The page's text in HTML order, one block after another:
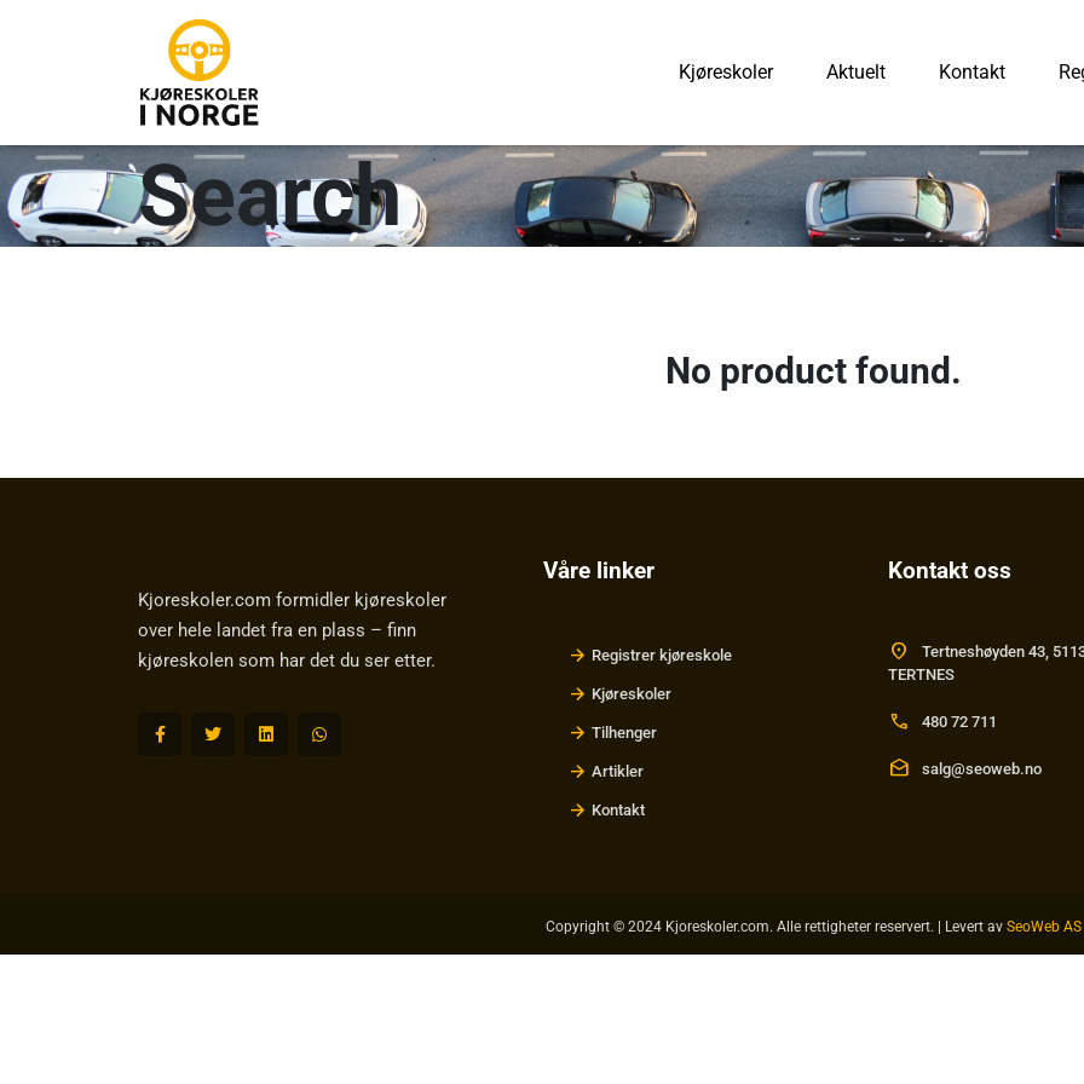
Kjøreskoler Aktuelt Kontakt
Search
No product found.
Kjoreskoler.com formidler kjøreskoler
over hele landet fra en plass – finn
kjøreskolen som har det du ser etter.
Våre linker
Registrer kjøreskole
Kjøreskoler
Tilhenger
Artikler
Kontakt
Kontakt oss
location_on
Tertneshøyden 43,
TERTNES
call 480 72 711
drafts salg@seoweb.no
Copyright © 2024 Kjoreskoler.com. Alle rettigheter reservert. | Levert av SeoWeb AS